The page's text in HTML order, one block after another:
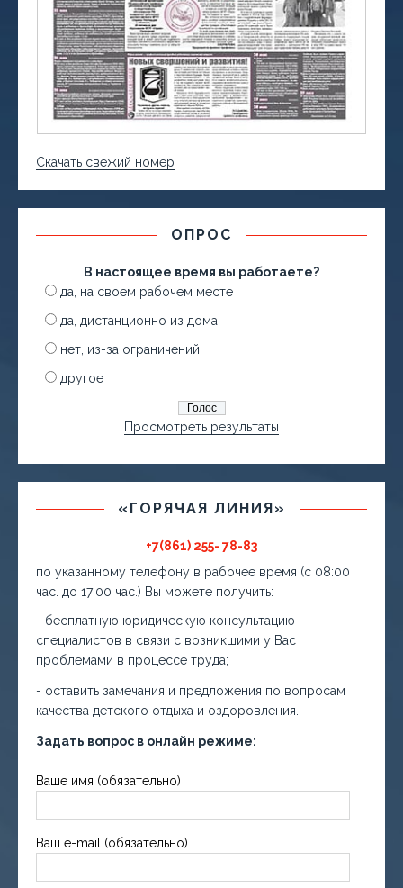
Скачать свежий номер
ОПРОС
В настоящее время вы работаете?
да, на своем рабочем месте
да, дистанционно из дома
нет, из-за ограничений
другое
Просмотреть результаты
«ГОРЯЧАЯ ЛИНИЯ»
+7(861) 255- 78-83
по указанному телефону в рабочее время (с 08:00
час. до 17:00 час.) Вы можете получить:
- бесплатную юридическую консультацию
специалистов в связи с возникшими у Вас
проблемами в процессе труда;
- оставить замечания и предложения по вопросам
качества детского отдыха и оздоровления.
Задать вопрос в онлайн режиме:
Ваше имя (обязательно)
Ваш e-mail (обязательно)